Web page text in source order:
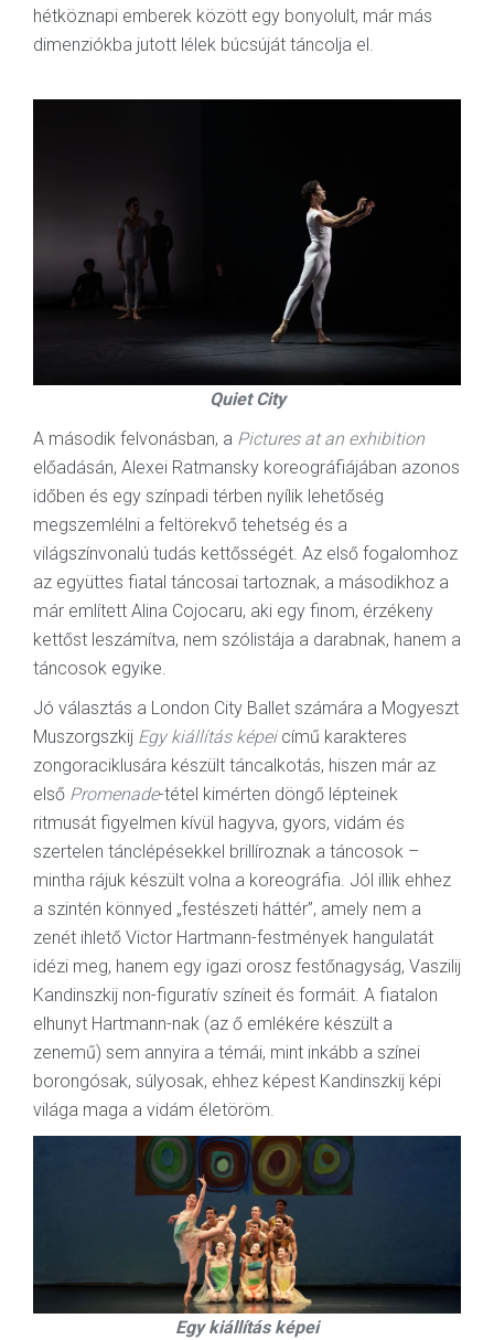
hétköznapi emberek között egy bonyolult, már más
dimenziókba jutott lélek búcsúját táncolja el.
Quiet City
A második felvonásban, a Pictures at an exhibition
előadásán, Alexei Ratmansky koreográfiájában azonos
időben és egy színpadi térben nyílik lehetőség
megszemlélni a feltörekvő tehetség és a
világszínvonalú tudás kettősségét. Az első fogalomhoz
az együttes fiatal táncosai tartoznak, a másodikhoz a
már említett Alina Cojocaru, aki egy finom, érzékeny
kettőst leszámítva, nem szólistája a darabnak, hanem a
táncosok egyike.
Jó választás a London City Ballet számára a Mogyeszt
Muszorgszkij Egy kiállítás képeicímű karakteres
zongoraciklusára készült táncalkotás, hiszen már az
első Promenade-tétel kimérten döngő lépteinek
ritmusát figyelmen kívül hagyva, gyors, vidám és
szertelen tánclépésekkel brillíroznak a táncosok –
mintha rájuk készült volna a koreográfia. Jól illik ehhez
a szintén könnyed „festészeti háttér”, amely nem a
zenét ihlető Victor Hartmann-festmények hangulatát
idézi meg, hanem egy igazi orosz festőnagyság, Vaszilij
Kandinszkij non-figuratív színeit és formáit. A fiatalon
elhunyt Hartmann-nak (az ő emlékére készült a
zenemű) sem annyira a témái, mint inkább a színei
borongósak, súlyosak, ehhez képest Kandinszkij képi
világa maga a vidám életöröm.
Egy kiállítás képei